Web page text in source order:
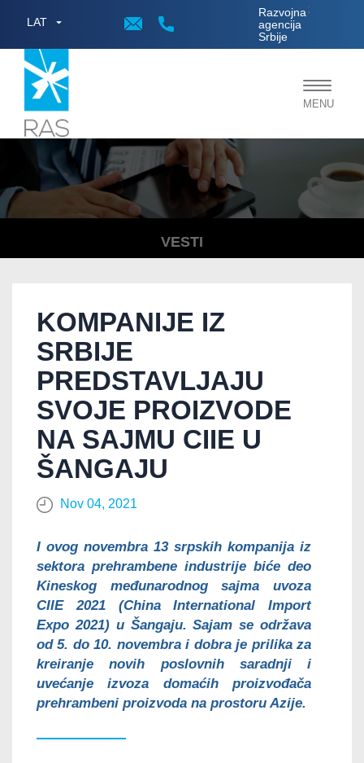
LAT
Razvojna
agencija
Srbije
;
Toggle
MENU
VESTI
KOMPANIJE IZ
SRBIJE
PREDSTAVLJAJU
SVOJE PROIZVODE
NA SAJMU CIIE U
ŠANGAJU
Nov 04, 2021
I ovog novembra 13 srpskih kompanija iz
sektora prehrambene industrije biće deo
Kineskog međunarodnog sajma uvoza
CIIE 2021 (China International Import
Expo 2021) u Šangaju. Sajam se održava
od 5. do 10. novembra i dobra je prilika za
kreiranje novih poslovnih saradnji i
uvećanje izvoza domaćih proizvođača
prehrambeni proizvoda na prostoru Azije.